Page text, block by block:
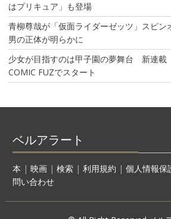
はプリキュア」も登場
青柳尊哉が「仮面ライダーゼッツ」スピン
男の正体が明らかに
少女が目指すのは甲子園の夢舞台 新連載
COMIC FUZでスタート
ベルアラート
本 | 映画| 検索| 利用規約 | 個人情報保
問い合わせ